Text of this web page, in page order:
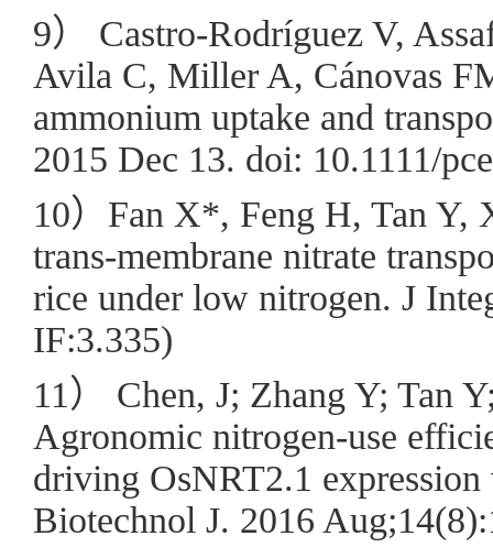
9） Castro-Rodríguez V,
Avila C, Miller A, Cánovas
ammonium uptake and
2015 Dec 13. doi: 10.1111/
10）Fan X*, Feng H, Tan
trans-membrane nitrate
rice under low nitrogen. J
IF:3.335)
11） Chen, J; Zhang Y; Tan
Agronomic nitrogen-use
driving OsNRT2.1
Biotechnol J. 2016